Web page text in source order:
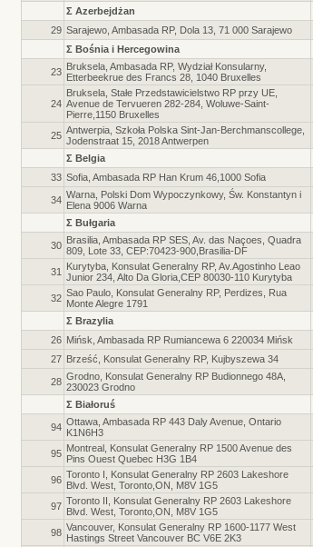
Σ Azerbejdżan
29 Sarajewo, Ambasada RP, Dola 13, 71 000 Sarajewo
Σ Bośnia i Hercegowina
23 Bruksela, Ambasada RP, Wydział Konsularny,
Etterbeekrue des Francs 28, 1040 Bruxelles
24
Bruksela, Stałe Przedstawicielstwo RP przy UE,
Avenue de Tervueren 282-284, Woluwe-Saint-
Pierre,1150 Bruxelles
25 Antwerpia, Szkoła Polska Sint-Jan-Berchmanscollege,
Jodenstraat 15, 2018 Antwerpen
Σ Belgia
33 Sofia, Ambasada RP Han Krum 46,1000 Sofia
34 Warna, Polski Dom Wypoczynkowy, Św. Konstantyn i
Elena 9006 Warna
Σ Bułgaria
30 Brasilia, Ambasada RP SES, Av. das Naçoes, Quadra
809, Lote 33, CEP:70423-900,Brasilia-DF
31
Kurytyba, Konsulat Generalny RP, Av.Agostinho Leao
Junior 234, Alto Da Gloria,CEP 80030-110 Kurytyba
32 Sao Paulo, Konsulat Generalny RP, Perdizes, Rua
Monte Alegre 1791
Σ Brazylia
26 Mińsk, Ambasada RP Rumiancewa 6 220034 Mińsk
27 Brześć, Konsulat Generalny RP, Kujbyszewa 34
28 Grodno, Konsulat Generalny RP Budionnego 48A,
230023 Grodno
Σ Białoruś
94 Ottawa, Ambasada RP 443 Daly Avenue, Ontario
K1N6H3
95 Montreal, Konsulat Generalny RP 1500 Avenue des
Pins Ouest Quebec H3G 1B4
96 Toronto I, Konsulat Generalny RP 2603 Lakeshore
Blvd. West, Toronto,ON, M8V 1G5
97 Toronto II, Konsulat Generalny RP 2603 Lakeshore
Blvd. West, Toronto,ON, M8V 1G5
98 Vancouver, Konsulat Generalny RP 1600-1177 West
Hastings Street Vancouver BC V6E 2K3